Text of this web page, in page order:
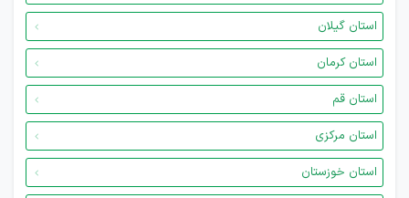
استان گیلان
استان کرمان
استان قم
استان مرکزی
استان خوزستان